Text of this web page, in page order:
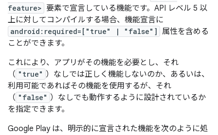
feature> 要素で宣言している機能です。API レベル 5 以
上に対してコンパイルする場合、機能宣言に
android:required=["true" | "false"] 属性を含める
ことができます。
これにより、アプリがその機能を必要とし、それ
（ "true" ）なしでは正しく機能しないのか、あるいは、
利用可能であればその機能を使用するが、それ
（ "false" ）なしでも動作するように設計されているか
を指定できます。
Google Play は、明示的に宣言された機能を次のように処